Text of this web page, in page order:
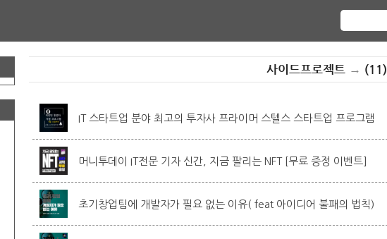
사이드프로젝트→ (11)
IT 스타트업 분야 최고의 투자사 프라이머 스텔스 스타트업 프로그램
머니투데이 IT전문 기자 신간, 지금 팔리는 NFT [무료 증정 이벤트]
초기창업팀에 개발자가 필요 없는 이유( feat 아이디어 불패의 법칙)